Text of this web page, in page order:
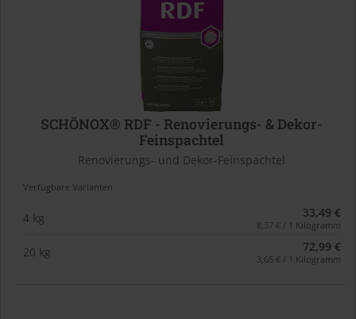
SCHÖNOX® RDF - Renovierungs- & Dekor-
Feinspachtel
Renovierungs- und Dekor-Feinspachtel
Verfügbare Varianten
4 kg 33,49 €
8,37 € / 1 Kilogramm
20 kg 72,99 €
3,65 € / 1 Kilogramm